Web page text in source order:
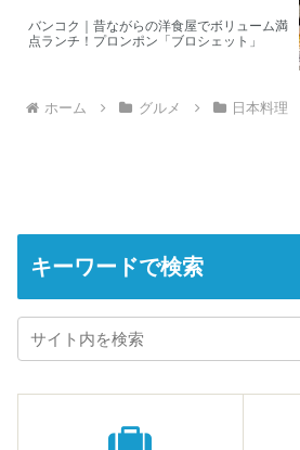
バンコク｜昔ながらの洋食屋でボリューム満
点ランチ！プロンポン「ブロシェット」
ホーム グルメ 日本料理
キーワードで検索